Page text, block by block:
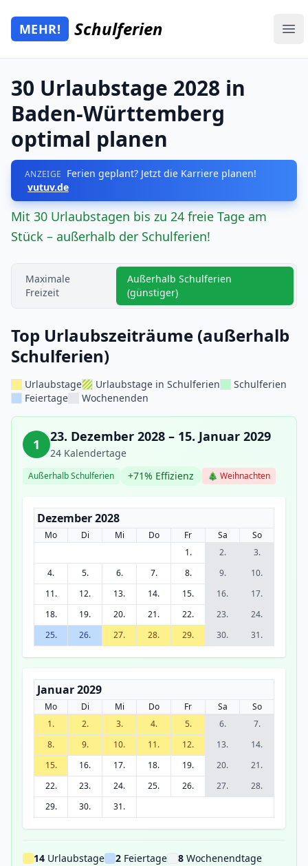
Zum Hauptinhalt springen
Mehr Schulferien
MEHR! Schulferien
30 Urlaubstage 2028 in
Baden-Württemberg
optimal planen
ANZEIGE Ferien geplant? Jetzt die Karriere planen!
vutuv.de
Mit 30 Urlaubstagen bis zu 24 freie Tage am
Stück – außerhalb der Schulferien!
Maximale
Freizeit
Außerhalb Schulferien
(günstiger)
Top Urlaubszeiträume (außerhalb
Schulferien)
Urlaubstage Urlaubstage in Schulferien
Schulferien
Feiertage
Wochenenden
1 23. Dezember 2028 – 15. Januar 2029
24 Kalendertage
Außerhalb Schulferien +71% Effizienz 🎄 Weihnachten
Dezember 2028
Mo Di Mi Do Fr Sa
So
1.
2.
3.
4.
5. 6. 7. 8. 9.
10.
11.
12. 13. 14. 15. 16.
17.
18.
19. 20. 21. 22. 23.
24.
25.
26. 27. 28. 29. 30. 31.
Januar 2029
Mo Di Mi Do Fr Sa
So
1.
2. 3. 4. 5. 6.
7.
8.
9. 10. 11. 12. 13.
14.
15.
16. 17. 18. 19. 20.
21.
22.
23. 24. 25. 26. 27.
28.
29.
30. 31.
14 Urlaubstage 2 Feiertage 8 Wochenendtage